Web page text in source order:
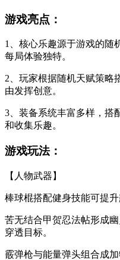
游戏亮点：
1、核心乐趣源于游戏的随
每局体验独特。
2、玩家根据随机天赋策略
由发挥创意。
3、装备系统丰富多样，搭
和收集乐趣。
游戏玩法：
【人物武器】
棒球棍搭配健身技能可提
苦无结合甲贺忍法帖形成
穿透目标。
霰弹枪与能量弹头组合成